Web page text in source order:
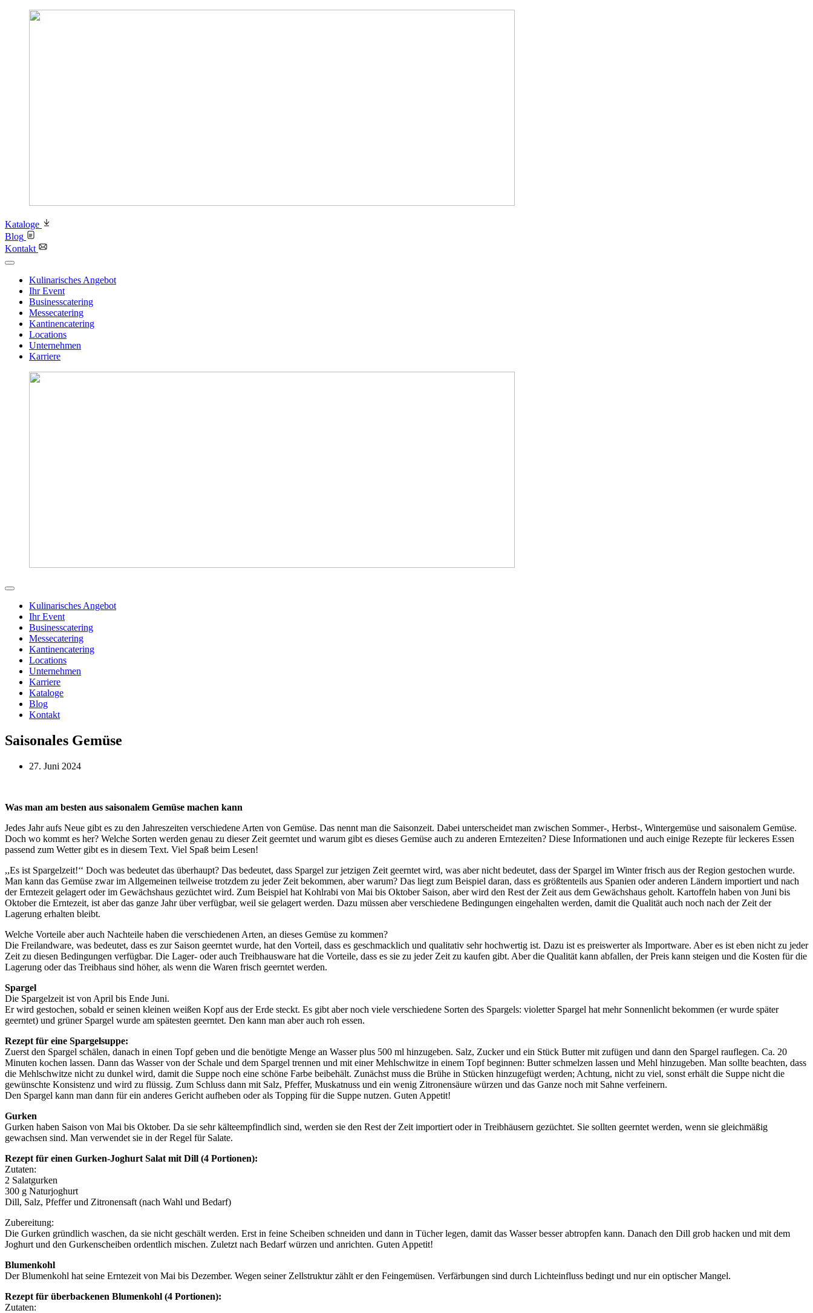
Kataloge
Blog
Kontakt
Kulinarisches Angebot
Ihr Event
Businesscatering
Messecatering
Kantinencatering
Locations
Unternehmen
Karriere
Kulinarisches Angebot
Ihr Event
Businesscatering
Messecatering
Kantinencatering
Locations
Unternehmen
Karriere
Kataloge
Blog
Kontakt
Saisonales Gemüse
27. Juni 2024
Was man am besten aus saisonalem Gemüse machen kann
Jedes Jahr aufs Neue gibt es zu den Jahreszeiten verschiedene Arten von Gemüse. Das nennt man die Saisonzeit. Dabei unterscheidet man zwischen Sommer-, Herbst-, Wintergemüse und saisonalem Gemüse.
Doch wo kommt es her? Welche Sorten werden genau zu dieser Zeit geerntet und warum gibt es dieses Gemüse auch zu anderen Erntezeiten? Diese Informationen und auch einige Rezepte für leckeres Essen
passend zum Wetter gibt es in diesem Text. Viel Spaß beim Lesen!
,,Es ist Spargelzeit!‘‘ Doch was bedeutet das überhaupt? Das bedeutet, dass Spargel zur jetzigen Zeit geerntet wird, was aber nicht bedeutet, dass der Spargel im Winter frisch aus der Region gestochen wurde.
Man kann das Gemüse zwar im Allgemeinen teilweise trotzdem zu jeder Zeit bekommen, aber warum? Das liegt zum Beispiel daran, dass es größtenteils aus Spanien oder anderen Ländern importiert und nach
der Erntezeit gelagert oder im Gewächshaus gezüchtet wird. Zum Beispiel hat Kohlrabi von Mai bis Oktober Saison, aber wird den Rest der Zeit aus dem Gewächshaus geholt. Kartoffeln haben von Juni bis
Oktober die Erntezeit, ist aber das ganze Jahr über verfügbar, weil sie gelagert werden. Dazu müssen aber verschiedene Bedingungen eingehalten werden, damit die Qualität auch noch nach der Zeit der
Lagerung erhalten bleibt.
Welche Vorteile aber auch Nachteile haben die verschiedenen Arten, an dieses Gemüse zu kommen?
Die Freilandware, was bedeutet, dass es zur Saison geerntet wurde, hat den Vorteil, dass es geschmacklich und qualitativ sehr hochwertig ist. Dazu ist es preiswerter als Importware. Aber es ist eben nicht zu jeder
Zeit zu diesen Bedingungen verfügbar. Die Lager- oder auch Treibhausware hat die Vorteile, dass es sie zu jeder Zeit zu kaufen gibt. Aber die Qualität kann abfallen, der Preis kann steigen und die Kosten für die
Lagerung oder das Treibhaus sind höher, als wenn die Waren frisch geerntet werden.
Spargel
Die Spargelzeit ist von April bis Ende Juni.
Er wird gestochen, sobald er seinen kleinen weißen Kopf aus der Erde steckt. Es gibt aber noch viele verschiedene Sorten des Spargels: violetter Spargel hat mehr Sonnenlicht bekommen (er wurde später
geerntet) und grüner Spargel wurde am spätesten geerntet. Den kann man aber auch roh essen.
Rezept für eine Spargelsuppe:
Zuerst den Spargel schälen, danach in einen Topf geben und die benötigte Menge an Wasser plus 500 ml hinzugeben. Salz, Zucker und ein Stück Butter mit zufügen und dann den Spargel rauflegen. Ca. 20
Minuten kochen lassen. Dann das Wasser von der Schale und dem Spargel trennen und mit einer Mehlschwitze in einem Topf beginnen: Butter schmelzen lassen und Mehl hinzugeben. Man sollte beachten, dass
die Mehlschwitze nicht zu dunkel wird, damit die Suppe noch eine schöne Farbe beibehält. Zunächst muss die Brühe in Stücken hinzugefügt werden; Achtung, nicht zu viel, sonst erhält die Suppe nicht die
gewünschte Konsistenz und wird zu flüssig. Zum Schluss dann mit Salz, Pfeffer, Muskatnuss und ein wenig Zitronensäure würzen und das Ganze noch mit Sahne verfeinern.
Den Spargel kann man dann für ein anderes Gericht aufheben oder als Topping für die Suppe nutzen. Guten Appetit!
Gurken
Gurken haben Saison von Mai bis Oktober. Da sie sehr kälteempfindlich sind, werden sie den Rest der Zeit importiert oder in Treibhäusern gezüchtet. Sie sollten geerntet werden, wenn sie gleichmäßig
gewachsen sind. Man verwendet sie in der Regel für Salate.
Rezept für einen Gurken-Joghurt Salat mit Dill (4 Portionen):
Zutaten:
2 Salatgurken
300 g Naturjoghurt
Dill, Salz, Pfeffer und Zitronensaft (nach Wahl und Bedarf)
Zubereitung:
Die Gurken gründlich waschen, da sie nicht geschält werden. Erst in feine Scheiben schneiden und dann in Tücher legen, damit das Wasser besser abtropfen kann. Danach den Dill grob hacken und mit dem
Joghurt und den Gurkenscheiben ordentlich mischen. Zuletzt nach Bedarf würzen und anrichten. Guten Appetit!
Blumenkohl
Der Blumenkohl hat seine Erntezeit von Mai bis Dezember. Wegen seiner Zellstruktur zählt er den Feingemüsen. Verfärbungen sind durch Lichteinfluss bedingt und nur ein optischer Mangel.
Rezept für überbackenen Blumenkohl (4 Portionen):
Zutaten: